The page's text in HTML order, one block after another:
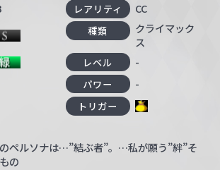
レアリティ CC
種類
クライマック
ス
レベル -
パワー -
トリガー
ペルソナは…”結ぶ者”。…私が願う”絆”そ
の